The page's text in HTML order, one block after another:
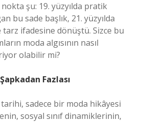
şu: 19. yüzyılda pratik
bu sade başlık, 21. yüzyılda
ifadesine dönüştü. Sizce bu
moda algısının nasıl
olabilir mi?
Fazlası
sadece bir moda hikâyesi
sosyal sınıf dinamiklerinin,